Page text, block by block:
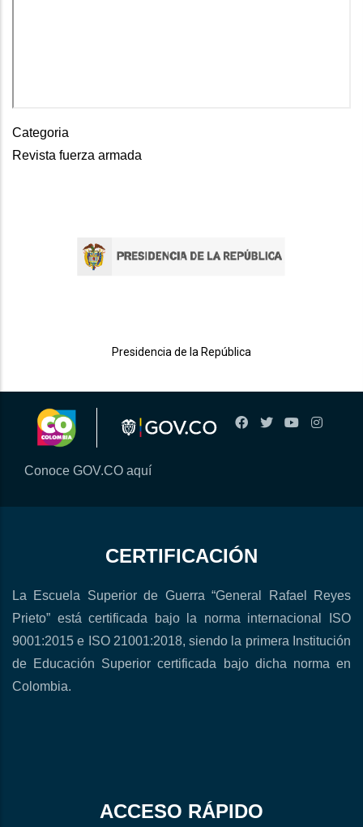
Categoria
Revista fuerza armada
Presidencia de la República
Conoce GOV.CO aquí
CERTIFICACIÓN
La Escuela Superior de Guerra “General Rafael Reyes
Prieto” está certificada bajo la norma internacional ISO
9001:2015 e ISO 21001:2018, siendo la primera Institución
de Educación Superior certificada bajo dicha norma en
Colombia.
ACCESO RÁPIDO